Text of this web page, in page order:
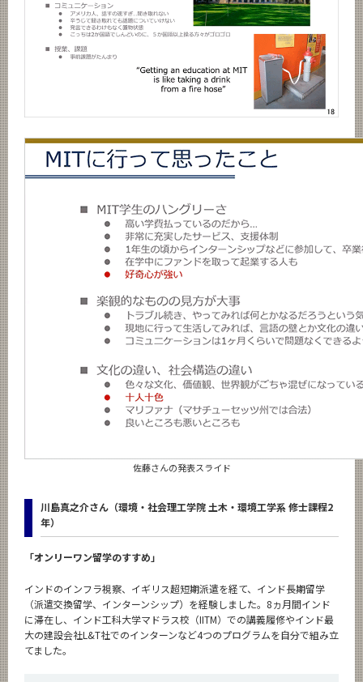
佐藤さんの発表スライド
川島真之介さん（環境・社会理工学院 土木・環境工学系 修士課程2
年）
「オンリーワン留学のすすめ」
インドのインフラ視察、イギリス超短期派遣を経て、インド長期留学
（派遣交換留学、インターンシップ）を経験しました。8ヵ月間インド
に滞在し、インド工科大学マドラス校（IITM）での講義履修やインド最
大の建設会社L&T社でのインターンなど4つのプログラムを自分で組み立
てました。